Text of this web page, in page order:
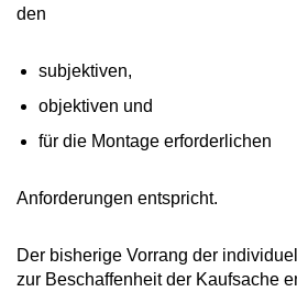
den
subjektiven,
objektiven und
für die Montage erforderlichen
Anforderungen entspricht.
Der bisherige Vorrang der
zur Beschaffenheit der Kaufsache